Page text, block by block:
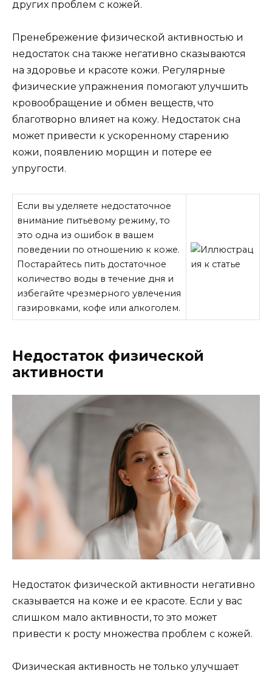
других проблем с кожей.
Пренебрежение физической активностью и
недостаток сна также негативно сказываются
на здоровье и красоте кожи. Регулярные
физические упражнения помогают улучшить
кровообращение и обмен веществ, что
благотворно влияет на кожу. Недостаток сна
может привести к ускоренному старению
кожи, появлению морщин и потере ее
упругости.
Если вы уделяете недостаточное
внимание питьевому режиму, то
это одна из ошибок в вашем
поведении по отношению к коже.
Постарайтесь пить достаточное
количество воды в течение дня и
избегайте чрезмерного увлечения
газировками, кофе или алкоголем.
Недостаток физической
активности
Недостаток физической активности негативно
сказывается на коже и ее красоте. Если у вас
слишком мало активности, то это может
привести к росту множества проблем с кожей.
Физическая активность не только улучшает